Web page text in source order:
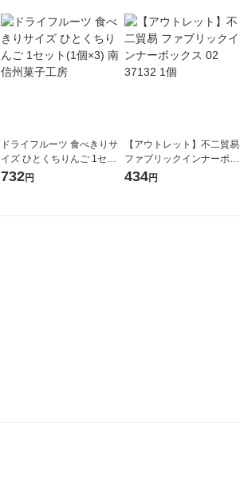
ドライフルーツ 食べきりサ
イズ ひとくちりんご 1セッ
ト(1個×3) 南信州菓子工房
732円
【アウトレット】不二貿易
ファブリックインナーボッ
クス 02 37132 1個
434円